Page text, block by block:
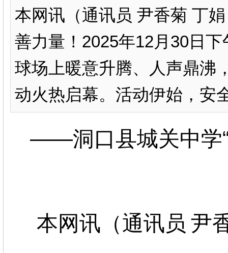
本网讯（通讯员 尹香菊 丁
善力量！2025年12月30日
球场上暖意升腾、人声鼎沸
动火热启幕。活动伊始，安
——洞口县城关中学
本网讯（通讯员 尹